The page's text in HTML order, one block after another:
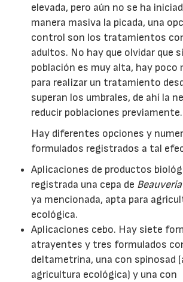
elevada, pero aún no se ha
manera masiva la picada, una
control son los tratamientos
adultos. No hay que olvidar que
población es muy alta, hay poco
para realizar un tratamiento
superan los umbrales, de ahí la
reducir poblaciones previamente.
Hay diferentes opciones y
formulados registrados a tal
Aplicaciones de productos
registrada una cepa de
ya mencionada, apta para
ecológica.
Aplicaciones cebo. Hay siete
atrayentes y tres formulados
deltametrina, una con spinosad
agricultura ecológica) y una con